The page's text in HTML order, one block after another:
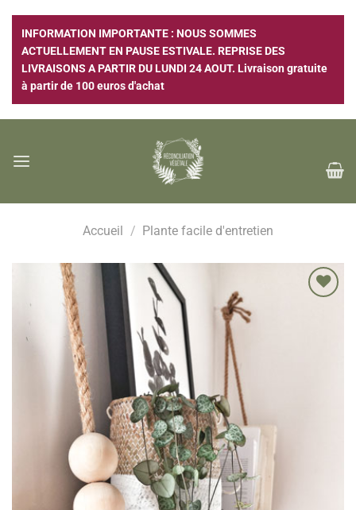
contenu
INFORMATION IMPORTANTE : NOUS SOMMES
ACTUELLEMENT EN PAUSE ESTIVALE. REPRISE DES
LIVRAISONS A PARTIR DU LUNDI 24 AOUT. Livraison gratuite
à partir de 100 euros d'achat
Accueil / Plante facile d'entretien